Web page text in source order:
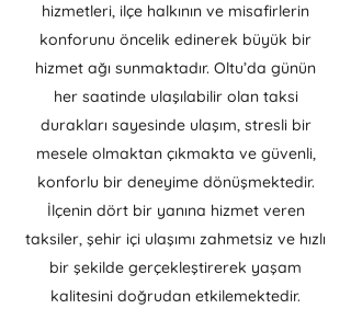
hizmetleri, ilçe halkının ve misafirlerin
konforunu öncelik edinerek büyük bir
hizmet ağı sunmaktadır. Oltu’da günün
her saatinde ulaşılabilir olan taksi
durakları sayesinde ulaşım, stresli bir
mesele olmaktan çıkmakta ve güvenli,
konforlu bir deneyime dönüşmektedir.
İlçenin dört bir yanına hizmet veren
taksiler, şehir içi ulaşımı zahmetsiz ve hızlı
bir şekilde gerçekleştirerek yaşam
kalitesini doğrudan etkilemektedir.